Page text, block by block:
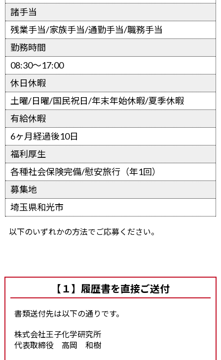
諸手当
残業手当/家族手当/通勤手当/職務手当
勤務時間
08:30～17:00
休日休暇
土曜/日曜/国民祝日/年末年始休暇/夏季休暇
有給休暇
6ヶ月経過後10日
福利厚生
各種社会保険完備/慰安旅行（年1回）
募集地
埼玉県和光市
以下のいずれかの方法でご応募ください。
【１】履歴書を直接ご送付
書類送付先は以下の通りです。
株式会社王子化学研究所
代表取締役 高岡 和樹